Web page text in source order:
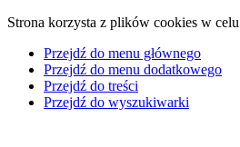
Strona korzysta z plików cookies w
Przejdź do menu głównego
Przejdź do menu dodatkowego
Przejdź do treści
Przejdź do wyszukiwarki